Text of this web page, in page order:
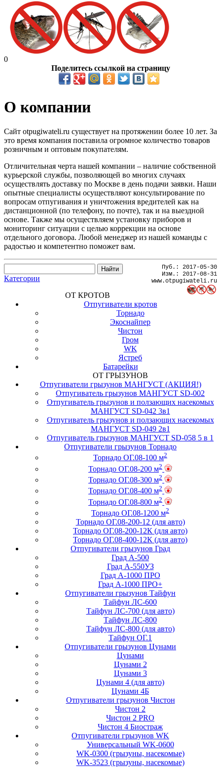
0
Поделитесь ссылкой на страницу
О компании
Сайт otpugiwateli.ru существует на протяжении более 10 лет. За
это время компания поставила огромное количество товаров
розничным и оптовым покупателям.
Отличительная черта нашей компании – наличие собственной
курьерской службы, позволяющей во многих случаях
осуществлять доставку по Москве в день подачи заявки. Наши
опытные специалисты осуществляют консультирование по
вопросам отпугивания и уничтожения вредителей как на
дистанционной (по телефону, по почте), так и на выездной
основе. Также мы осуществляем установку приборов и
мониторинг ситуации с целью коррекции на основе
отдельного договора. Любой менеджер из нашей команды с
радостью и компетентно поможет вам.
Пуб.: 2017-05-30
Изм.: 2017-08-31
www.otpugiwateli.ru
Категории
ОТ КРОТОВ
Отпугиватели кротов
Торнадо
Экоснайпер
Чистон
Гром
WK
Ястреб
Батарейки
ОТ ГРЫЗУНОВ
Отпугиватели грызунов МАНГУСТ (АКЦИЯ!)
Отпугиватель грызунов МАНГУСТ SD-002
Отпугиватель грызунов и ползающих насекомых
МАНГУСТ SD-042 3в1
Отпугиватель грызунов и ползающих насекомых
МАНГУСТ SD-049 2в1
Отпугиватель грызунов МАНГУСТ SD-058 5 в 1
Отпугиватели грызунов Торнадо
Торнадо ОГ.08-100 м2
Торнадо ОГ.08-200 м2
Торнадо ОГ.08-300 м2
Торнадо ОГ.08-400 м2
Торнадо ОГ.08-800 м2
Торнадо ОГ.08-1200 м2
Торнадо ОГ.08-200-12 (для авто)
Торнадо ОГ.08-200-12К (для авто)
Торнадо ОГ.08-400-12К (для авто)
Отпугиватели грызунов Град
Град А-500
Град А-550УЗ
Град А-1000 ПРО
Град А-1000 ПРО+
Отпугиватели грызунов Тайфун
Тайфун ЛС-600
Тайфун ЛС-700 (для авто)
Тайфун ЛС-800
Тайфун ЛС-800 (для авто)
Тайфун ОГ.1
Отпугиватели грызунов Цунами
Цунами
Цунами 2
Цунами 3
Цунами 4 (для авто)
Цунами 4Б
Отпугиватели грызунов Чистон
Чистон 2
Чистон 2 PRO
Чистон 4 Биостраж
Отпугиватели грызунов WK
Универсальный WK-0600
WK-0300 (грызуны, насекомые)
WK-3523 (грызуны, насекомые)